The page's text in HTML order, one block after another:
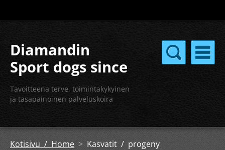
Diamandin
Sport dogs since
2004
Tavoitteena terve, toimintakykyinen
ja tasapainoinen palveluskoira
Kotisivu / Home > Kasvatit / progeny